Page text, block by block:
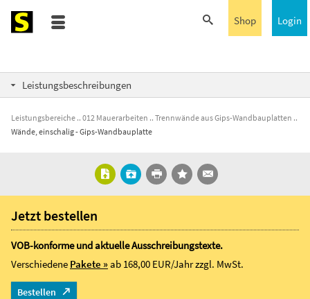
Login
Shop
Leistungsbeschreibungen
Leistungsbereiche 012 Mauerarbeiten
Trennwände aus Gips-Wandbauplatten
Wände, einschalig - Gips-Wandbauplatte
Jetzt bestellen
VOB-konforme und aktuelle Ausschreibungstexte.
Verschiedene Pakete »ab 168,00 EUR/Jahrzzgl. MwSt.
Bestellen